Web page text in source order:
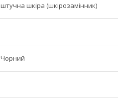
штучна шкіра (шкірозамінник)
Чорний